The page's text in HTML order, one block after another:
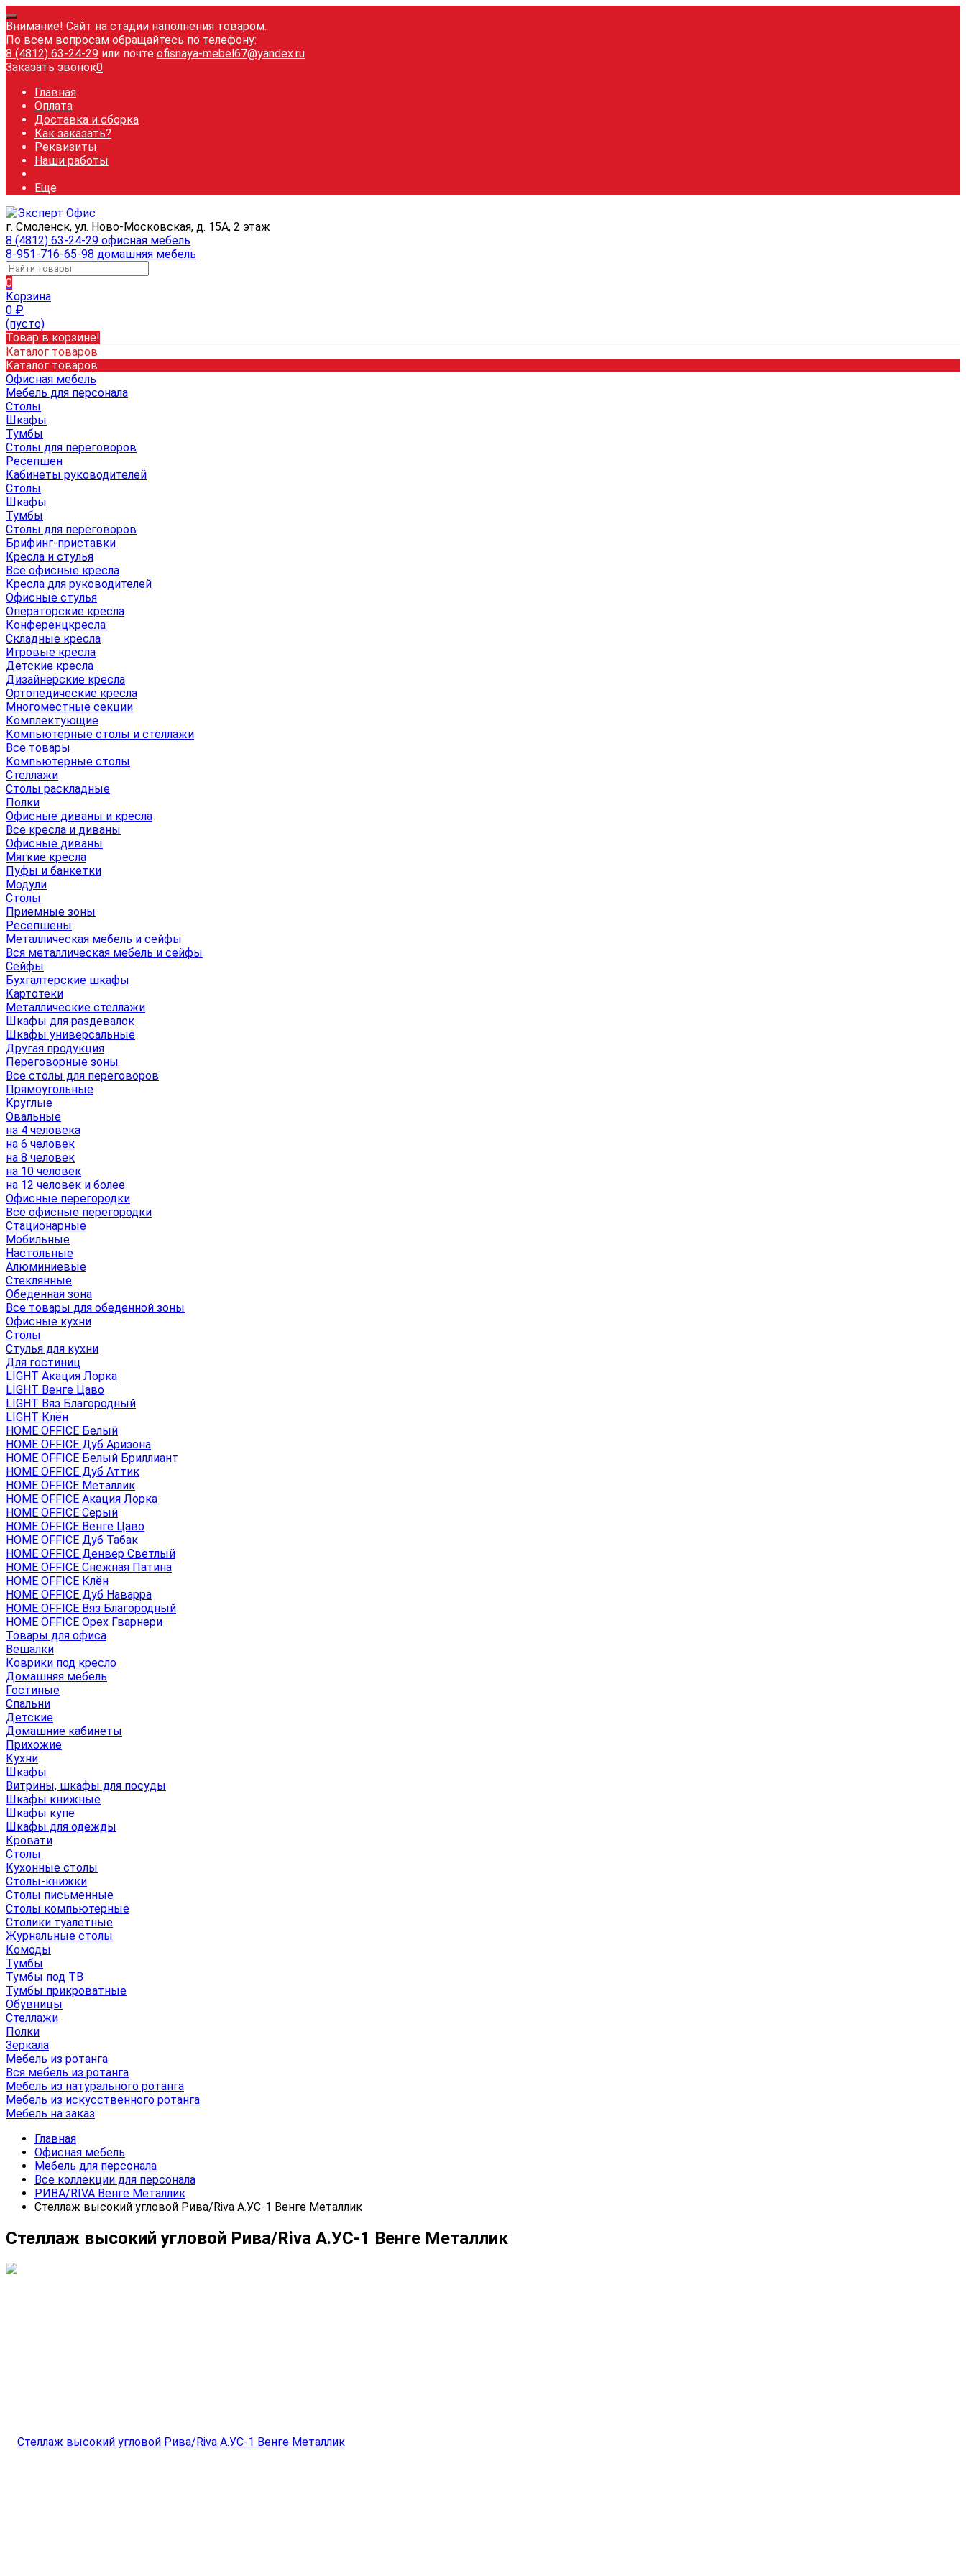
Внимание! Сайт на стадии наполнения товаром.
По всем вопросам обращайтесь по телефону:
8 (4812) 63-24-29 или почте ofisnaya-mebel67@yandex.ru
Заказать звонок0
Главная
Оплата
Доставка и сборка
Как заказать?
Реквизиты
Наши работы
Еще
г. Смоленск, ул. Ново-Московская, д. 15А, 2 этаж
8 (4812) 63-24-29 офисная мебель
8-951-716-65-98 домашняя мебель
0
Корзина
0 ₽
(пусто)
Товар в корзине!
Каталог товаров
Каталог товаров
Офисная мебель
Мебель для персонала
Столы
Шкафы
Тумбы
Столы для переговоров
Ресепшен
Кабинеты руководителей
Столы
Шкафы
Тумбы
Столы для переговоров
Брифинг-приставки
Кресла и стулья
Все офисные кресла
Кресла для руководителей
Офисные стулья
Операторские кресла
Конференцкресла
Складные кресла
Игровые кресла
Детские кресла
Дизайнерские кресла
Ортопедические кресла
Многоместные секции
Комплектующие
Компьютерные столы и стеллажи
Все товары
Компьютерные столы
Стеллажи
Столы раскладные
Полки
Офисные диваны и кресла
Все кресла и диваны
Офисные диваны
Мягкие кресла
Пуфы и банкетки
Модули
Столы
Приемные зоны
Ресепшены
Металлическая мебель и сейфы
Вся металлическая мебель и сейфы
Сейфы
Бухгалтерские шкафы
Картотеки
Металлические стеллажи
Шкафы для раздевалок
Шкафы универсальные
Другая продукция
Переговорные зоны
Все столы для переговоров
Прямоугольные
Круглые
Овальные
на 4 человека
на 6 человек
на 8 человек
на 10 человек
на 12 человек и более
Офисные перегородки
Все офисные перегородки
Стационарные
Мобильные
Настольные
Алюминиевые
Стеклянные
Обеденная зона
Все товары для обеденной зоны
Офисные кухни
Столы
Стулья для кухни
Для гостиниц
LIGHT Акация Лорка
LIGHT Венге Цаво
LIGHT Вяз Благородный
LIGHT Клён
HOME OFFICE Белый
HOME OFFICE Дуб Аризона
HOME OFFICE Белый Бриллиант
HOME OFFICE Дуб Аттик
HOME OFFICE Металлик
HOME OFFICE Акация Лорка
HOME OFFICE Серый
HOME OFFICE Венге Цаво
HOME OFFICE Дуб Табак
HOME OFFICE Денвер Светлый
HOME OFFICE Снежная Патина
HOME OFFICE Клён
HOME OFFICE Дуб Наварра
HOME OFFICE Вяз Благородный
HOME OFFICE Орех Гварнери
Товары для офиса
Вешалки
Коврики под кресло
Домашняя мебель
Гостиные
Спальни
Детские
Домашние кабинеты
Прихожие
Кухни
Шкафы
Витрины, шкафы для посуды
Шкафы книжные
Шкафы купе
Шкафы для одежды
Кровати
Столы
Кухонные столы
Столы-книжки
Столы письменные
Столы компьютерные
Столики туалетные
Журнальные столы
Комоды
Тумбы
Тумбы под ТВ
Тумбы прикроватные
Обувницы
Стеллажи
Полки
Зеркала
Мебель из ротанга
Вся мебель из ротанга
Мебель из натурального ротанга
Мебель из искусственного ротанга
Мебель на заказ
Главная
Офисная мебель
Мебель для персонала
Все коллекции для персонала
РИВА/RIVA Венге Металлик
Стеллаж высокий угловой Рива/Riva А.УС-1 Венге Металлик
Стеллаж высокий угловой Рива/Riva А.УС-1 Венге Металлик